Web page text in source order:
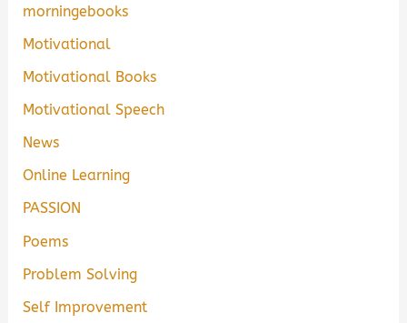
morningebooks
Motivational
Motivational Books
Motivational Speech
News
Online Learning
PASSION
Poems
Problem Solving
Self Improvement